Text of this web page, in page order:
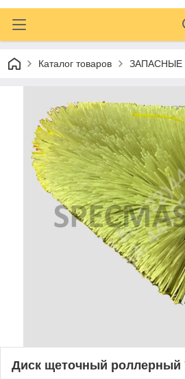
Каталог товаров ЗАПАСНЫЕ
Диск щеточный роллерный